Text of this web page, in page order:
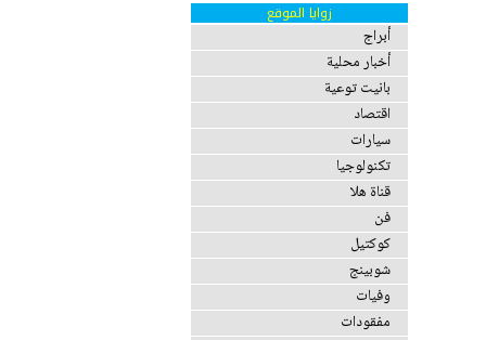
زوايا الموقع
أبراج
أخبار محلية
بانيت توعية
اقتصاد
سيارات
تكنولوجيا
قناة هلا
فن
كوكتيل
شوبينج
وفيات
مفقودات